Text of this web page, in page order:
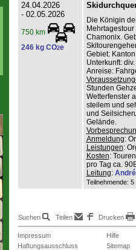
24.04.2026
- 02.05.2026
750 km
246 kg CO2e
Die Königin
Chamonix.
Gebiet:
Unterkunft:
Anreise:
Stunden
Wetterfenster
steilem und
und
Gelände.
Anmeldung:
Leistungen:
Kosten:
pro Tag ca.
Leitung:
Teilnehmende:
Suchen Teilen Drucken
Impressum
Haftungsausschluss
Hilfe
Sitemap